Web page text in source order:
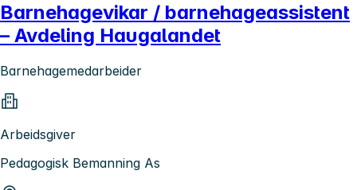
Barnehagevikar / barnehageassistent
– Avdeling Haugalandet
Barnehagemedarbeider
Arbeidsgiver
Pedagogisk Bemanning As